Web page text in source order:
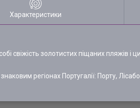
Характеристики
свіжість золотистих піщаних пляжів
регіонах Португалії: Порту,